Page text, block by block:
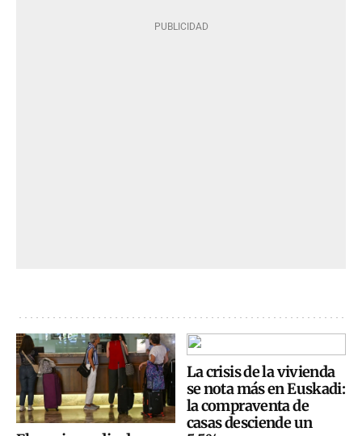
La crisis de la vivienda
se nota más en Euskadi:
la compraventa de
casas desciende un